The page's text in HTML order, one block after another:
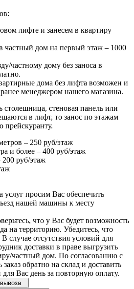
лифте и занесем в квартиру –
частный дом на первый этаж – 1000
частному дому без заноса в
дома без лифта возможен и
менеджером нашего магазина.
столешница, стеновая панель или
в лифт, то занос по этажам
прейскуранту.
– 250 руб/этаж
и более – 400 руб/этаж
200 руб/этаж
услуг просим Вас обеспечить
нашей машины к месту
что у Вас будет возможность
на территорию. Убедитесь, что
случае отсутствия условий для
доставки в праве выгрузить
частный дом. По согласованию с
обратно на склад и доставить
Вас день за повторную оплату.